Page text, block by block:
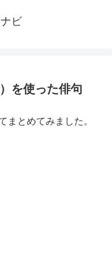
ビ
を使った俳句
まとめてみました。